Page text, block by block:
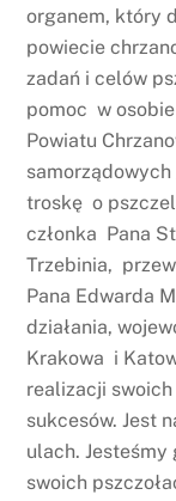
organem, który
powiecie
zadań i celów
pomoc w
Powiatu
troskę o
członka Pana
Trzebinia,
Pana Edwarda
działania,
Krakowa i
realizacji
sukcesów. Jest
ulach.
swoich